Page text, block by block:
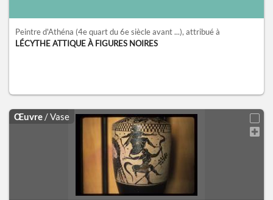
Peintre d'Athéna (4e quart du 6e siècle avant ...), attribué à
LÉCYTHE ATTIQUE À FIGURES NOIRES
Œuvre / Vase